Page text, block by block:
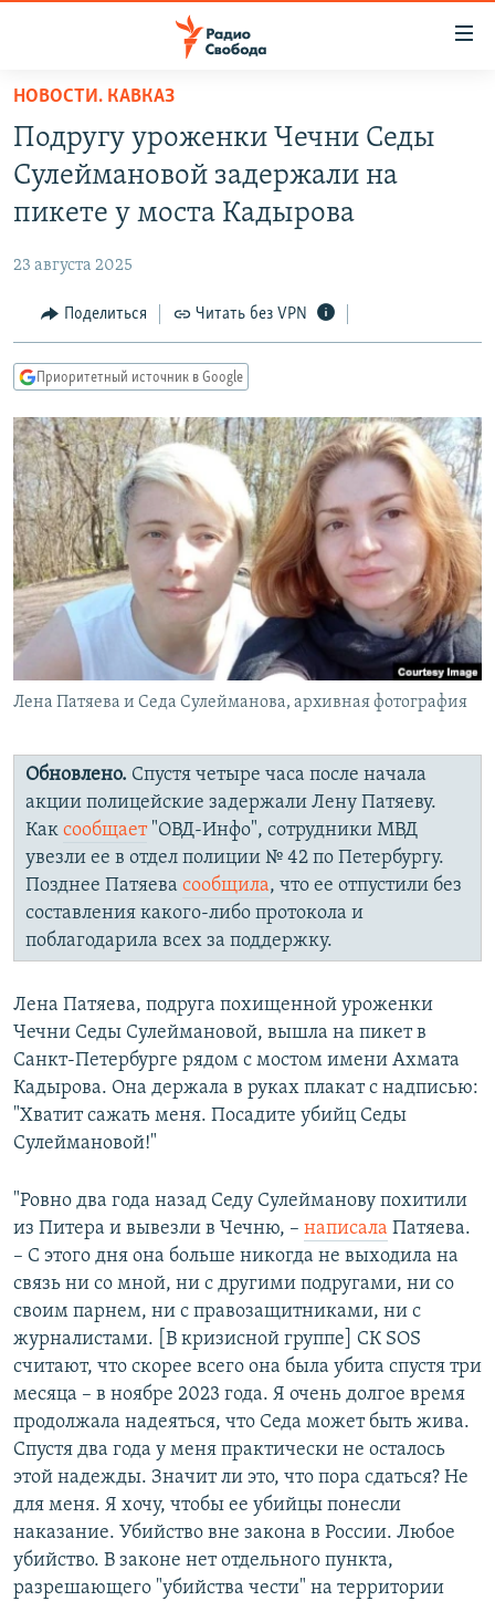
упрощенного
доступа
Вернуться
основному
Вернутся
Вернутся
поиску
ПОДКАСТЫ
АВТОРСКИЕ ПРОЕКТЫ
МНЕНИЯ
КУЛЬТУРА
КАВКАЗ.РЕАЛИИ
СЕВЕР.РЕАЛИИ
СИБИРЬ.РЕАЛИИ
РАСПИСАНИЕ ВЕЩАНИЯ
ПОДПИШИТЕСЬ НА РАССЫЛКУ
СОЦИАЛЬНЫЕ СЕТИ
Все сайты РСЕ/РС
НОВОСТИ. КАВКАЗ
Подругу уроженки Чечни Седы
Сулеймановой задержали на
пикете у моста Кадырова
23 августа 2025
Поделиться Читать без VPN
Приоритетный источник в Google
Лена Патяева и Седа Сулейманова, архивная фотография
Обновлено. Спустя четыре часа после начала
акции полицейские задержали Лену Патяеву.
Как сообщает"ОВД-Инфо", сотрудники МВД
увезли ее в отдел полиции № 42 по Петербургу.
Позднее Патяева сообщила, что ее отпустили без
составления какого-либо протокола и
поблагодарила всех за поддержку.
Лена Патяева, подруга похищенной уроженки
Чечни Седы Сулеймановой, вышла на пикет в
Санкт-Петербурге рядом с мостом имени Ахмата
Кадырова. Она держала в руках плакат с надписью:
"Хватит сажать меня. Посадите убийц Седы
Сулеймановой!"
"Ровно два года назад Седу Сулейманову похитили
из Питера и вывезли в Чечню, – написала Патяева.
– С этого дня она больше никогда не выходила на
связь ни со мной, ни с другими подругами, ни со
своим парнем, ни с правозащитниками, ни с
журналистами. [В кризисной группе] СК SOS
считают, что скорее всего она была убита спустя три
месяца – в ноябре 2023 года. Я очень долгое время
продолжала надеяться, что Седа может быть жива.
Спустя два года у меня практически не осталось
этой надежды. Значит ли это, что пора сдаться? Не
для меня. Я хочу, чтобы ее убийцы понесли
наказание. Убийство вне закона в России. Любое
убийство. В законе нет отдельного пункта,
разрешающего "убийства чести" на территории